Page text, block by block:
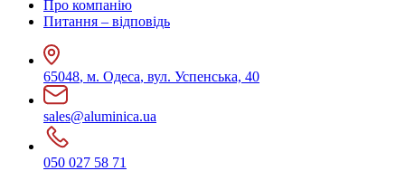
Про компанію
Питання – відповідь
65048, м. Одеса, вул. Успенська, 40
sales@aluminica.ua
050 027 58 71